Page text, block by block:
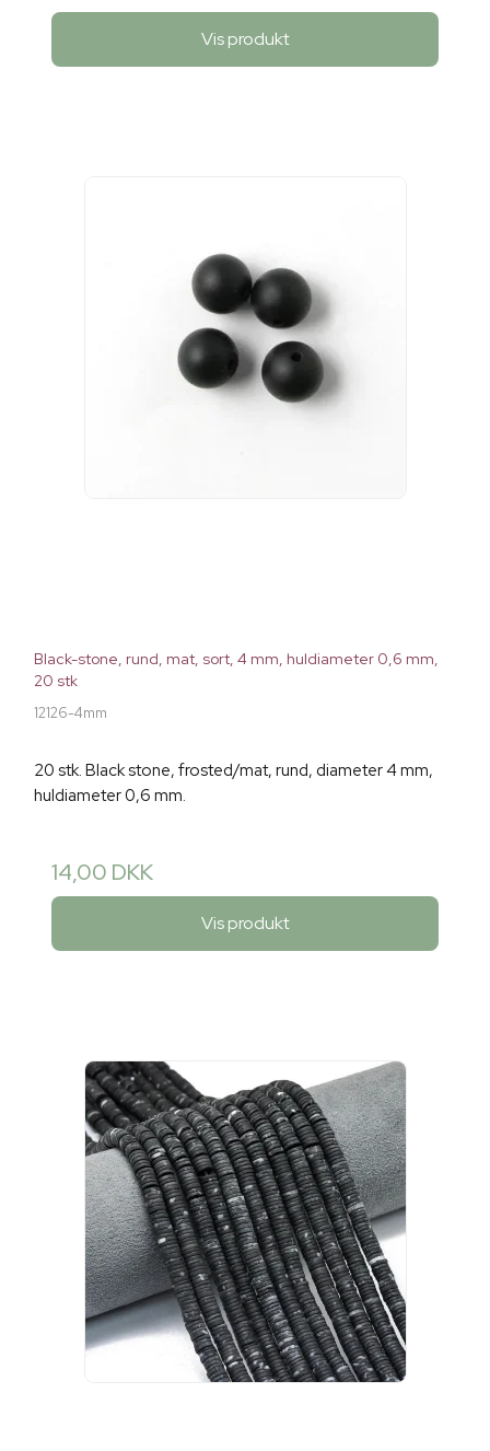
Vis produkt
Black-stone, rund, mat, sort, 4 mm, huldiameter 0,6 mm,
20 stk
12126-4mm
20 stk. Black stone, frosted/mat, rund, diameter 4 mm,
huldiameter 0,6 mm.
14,00 DKK
Vis produkt